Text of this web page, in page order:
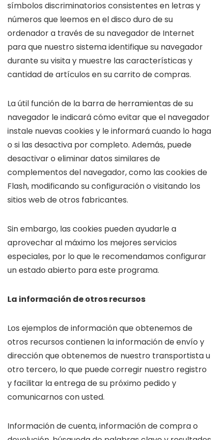
símbolos discriminatorios consistentes en letras y
números que leemos en el disco duro de su
ordenador a través de su navegador de Internet
para que nuestro sistema identifique su navegador
durante su visita y muestre las características y
cantidad de artículos en su carrito de compras.
La útil función de la barra de herramientas de su
navegador le indicará cómo evitar que el navegador
instale nuevas cookies y le informará cuando lo haga
o si las desactiva por completo. Además, puede
desactivar o eliminar datos similares de
complementos del navegador, como las cookies de
Flash, modificando su configuración o visitando los
sitios web de otros fabricantes.
Sin embargo, las cookies pueden ayudarle a
aprovechar al máximo los mejores servicios
especiales, por lo que le recomendamos configurar
un estado abierto para este programa.
La información de otros recursos
Los ejemplos de información que obtenemos de
otros recursos contienen la información de envío y
dirección que obtenemos de nuestro transportista u
otro tercero, lo que puede corregir nuestro registro
y facilitar la entrega de su próximo pedido y
comunicarnos con usted.
Información de cuenta, información de compra o